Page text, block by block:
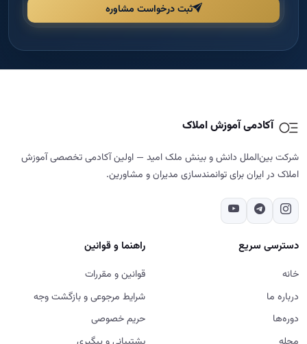
ثبت درخواست مشاوره
آکادمی آموزش املاک
شرکت بین‌الملل دانش و بینش ملک امید — اولین آکادمی تخصصی آموزش
املاک در ایران برای توانمندسازی مدیران و مشاورین.
دسترسی سریع
خانه
درباره ما
دوره‌ها
راهنما و قوانین
قوانین و مقررات
شرایط مرجوعی و بازگشت وجه
حریم خصوصی